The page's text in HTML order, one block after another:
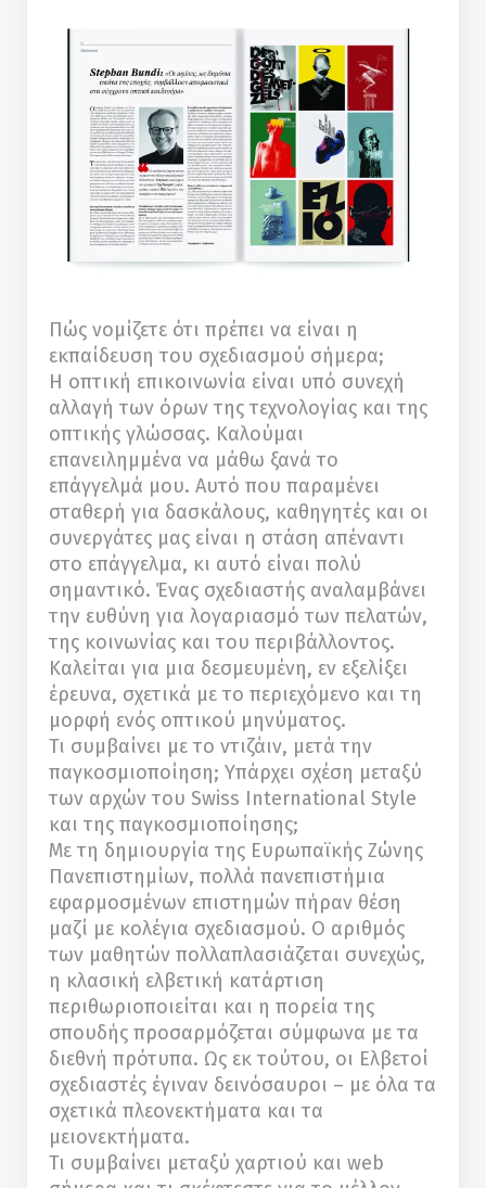
Πώς νομίζετε ότι πρέπει να είναι η
εκπαίδευση του σχεδιασμού σήμερα;
Η οπτική επικοινωνία είναι υπό συνεχή
αλλαγή των όρων της τεχνολογίας και της
οπτικής γλώσσας. Καλούμαι
επανειλημμένα να μάθω ξανά το
επάγγελμά μου. Αυτό που παραμένει
σταθερή για δασκάλους, καθηγητές και οι
συνεργάτες μας είναι η στάση απέναντι
στο επάγγελμα, κι αυτό είναι πολύ
σημαντικό. Ένας σχεδιαστής αναλαμβάνει
την ευθύνη για λογαριασμό των πελατών,
της κοινωνίας και του περιβάλλοντος.
Καλείται για μια δεσμευμένη, εν εξελίξει
έρευνα, σχετικά με το περιεχόμενο και τη
μορφή ενός οπτικού μηνύματος.
Τι συμβαίνει με το ντιζάιν, μετά την
παγκοσμιοποίηση; Υπάρχει σχέση μεταξύ
των αρχών του Swiss International Style
και της παγκοσμιοποίησης;
Με τη δημιουργία της Ευρωπαϊκής Ζώνης
Πανεπιστημίων, πολλά πανεπιστήμια
εφαρμοσμένων επιστημών πήραν θέση
μαζί με κολέγια σχεδιασμού. Ο αριθμός
των μαθητών πολλαπλασιάζεται συνεχώς,
η κλασική ελβετική κατάρτιση
περιθωριοποιείται και η πορεία της
σπουδής προσαρμόζεται σύμφωνα με τα
διεθνή πρότυπα. Ως εκ τούτου, οι Ελβετοί
σχεδιαστές έγιναν δεινόσαυροι – με όλα τα
σχετικά πλεονεκτήματα και τα
μειονεκτήματα.
Τι συμβαίνει μεταξύ χαρτιού και web